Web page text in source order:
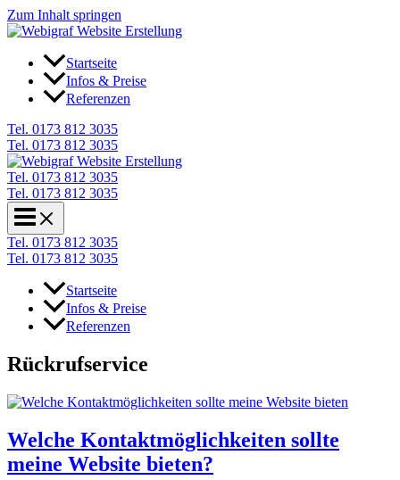
Zum Inhalt springen
Startseite
Infos & Preise
Referenzen
Tel. 0173 812 3035
Tel. 0173 812 3035
Tel. 0173 812 3035
Tel. 0173 812 3035
Tel. 0173 812 3035
Tel. 0173 812 3035
Startseite
Infos & Preise
Referenzen
Rückrufservice
Welche Kontaktmöglichkeiten sollte
meine Website bieten?